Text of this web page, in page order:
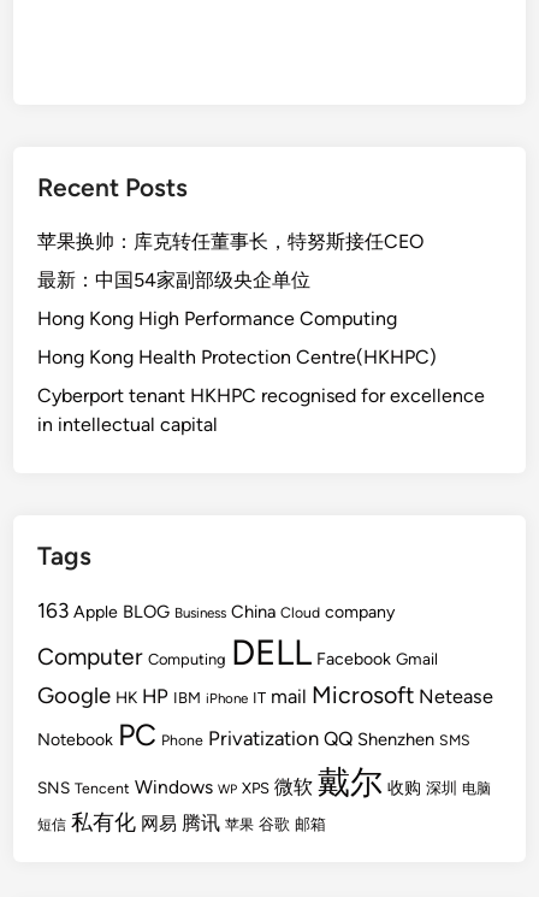
Recent Posts
苹果换帅：库克转任董事长，特努斯接任CEO
最新：中国54家副部级央企单位
Hong Kong High Performance Computing
Hong Kong Health Protection Centre(HKHPC)
Cyberport tenant HKHPC recognised for excellence
in intellectual capital
Tags
163 Apple BLOG Business China Cloud company
Computer Computing DELL Facebook Gmail
Google HK HP IBM iPhone IT mail Microsoft Netease
Notebook PC Phone Privatization QQ Shenzhen SMS
SNS Tencent Windows WP XPS 微软 戴尔 收购 深圳 电脑
短信 私有化 网易 腾讯 苹果 谷歌 邮箱